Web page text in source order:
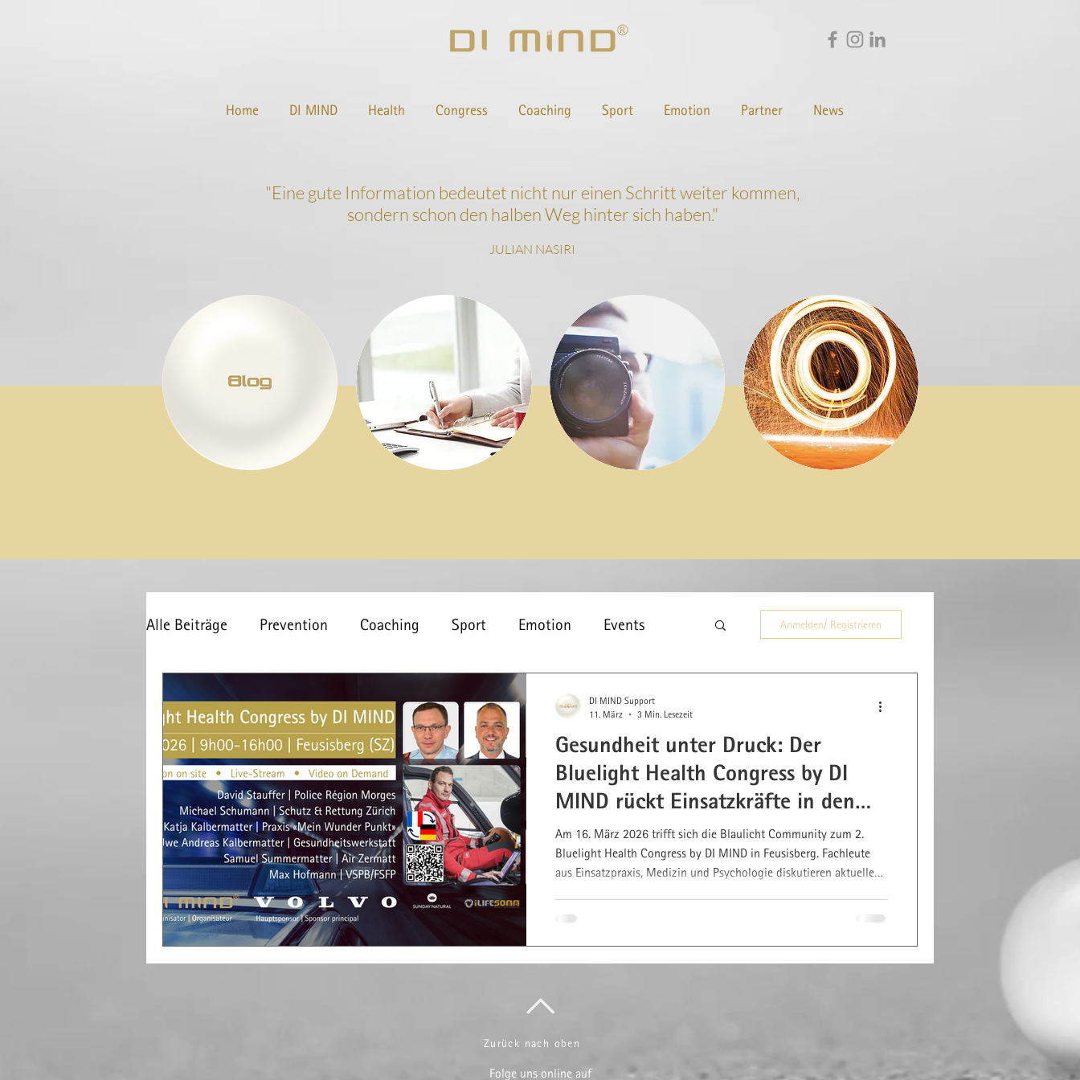
Home DI MIND Health Congress Coaching Sport Emotion Partner News
"Eine gute Information bedeutet nicht nur einen Schritt weiter kommen,
sondern schon den halben Weg hinter sich haben."
JULIAN NASIRI
Alle Beiträge Prevention Coaching Sport Emotion Events
Inside Gesundheitsförderung
Mindset Aromatherapie Lifestyle-Visualisierung
Gesundheitsberatung Nährstoffberatung Energy Pacing
Mentaltherapie
Anmelden/ Registrieren
Gesundheit unter Druck: Der
Bluelight Health Congress by DI
MIND rückt Einsatzkräfte in den
Fokus
Am 16. März 2026 trifft sich die Blaulicht Community zum 2.
Bluelight Health Congress by DI MIND in Feusisberg. Fachleute
aus Einsatzpraxis, Medizin und Psychologie diskutieren aktuelle
Teilnahme vor Ort, via Live Stream oder später als Video on
DI MIND Support
11. März
3 Min. Lesezeit
Zurück nach oben
Folge uns online auf